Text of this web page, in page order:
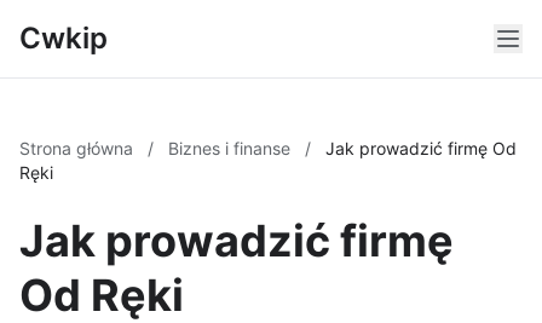
Cwkip
Strona główna / Biznes i finanse /
Jak prowadzić firmę Od
Ręki
Jak prowadzić firmę
Od Ręki